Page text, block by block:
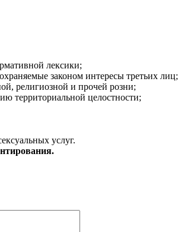
лексики;
законом интересы третьих лиц;
религиозной и прочей розни;
территориальной целостности;
услуг.